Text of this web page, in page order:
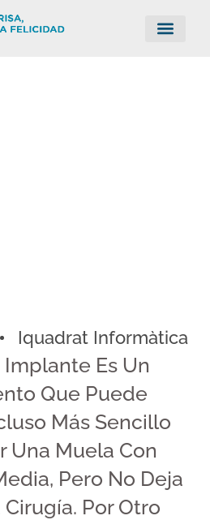
Iquadrat Informàtica
Es Un
Que Puede
Más Sencillo
Una Muela Con
Pero No Deja
Cirugía. Por Otro